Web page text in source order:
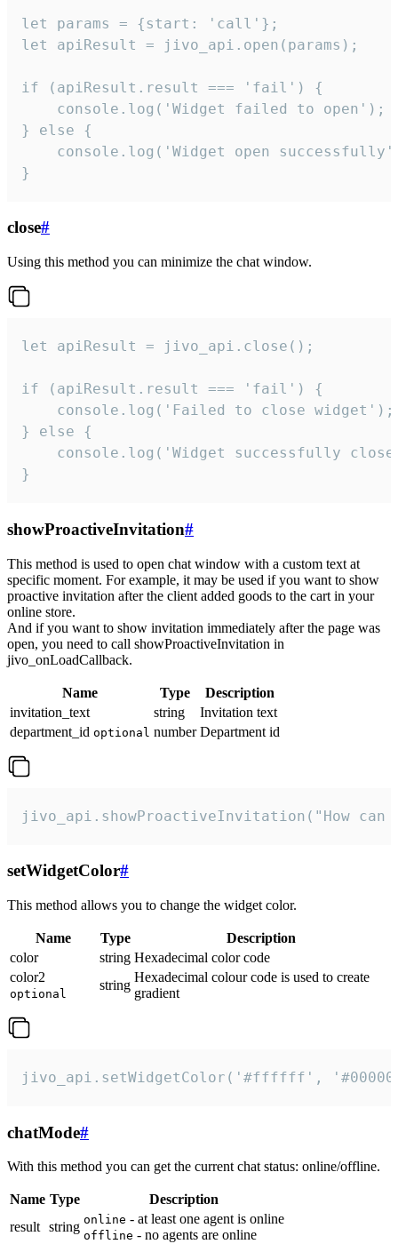
let params = {start: 'call'};
let apiResult = jivo_api.open(params);
if (apiResult.result === 'fail') {
    console.log('Widget failed to open');
} else {
console.log('Widget open
}
close#
Using this method you can minimize the chat window.
let apiResult = jivo_api.close();
if (apiResult.result === 'fail') {
    console.log('Failed to close widget');
} else {
console.log('Widget successfully
}
showProactiveInvitation#
This method is used to open chat window with a custom text at
specific moment. For example, it may be used if you want to show
proactive invitation after the client added goods to the cart in your
online store.
And if you want to show invitation immediately after the page was
open, you need to call showProactiveInvitation in
jivo_onLoadCallback.
Name Type
Description
invitation_text
string
Invitation text
department_id optional number Department id
jivo_api.showProactiveInvitation("How
setWidgetColor#
This method allows you to change the widget color.
Name Type
Description
color
string Hexadecimal color code
color2
optional
string
Hexadecimal colour code is used to create
gradient
jivo_api.setWidgetColor('#ffffff',
chatMode#
With this method you can get the current chat status: online/offline.
Name Type
Description
result string online - at least one agent is online
offline - no agents are online